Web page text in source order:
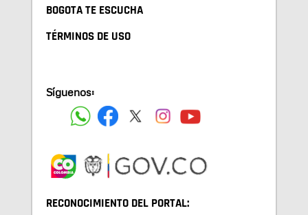
BOGOTA TE ESCUCHA
TÉRMINOS DE USO
Síguenos:
RECONOCIMIENTO DEL PORTAL: